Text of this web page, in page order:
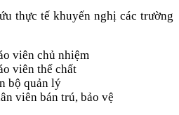
thực tế khuyến nghị các trường
viên chủ nhiệm
viên thể chất
bộ quản lý
viên bán trú, bảo vệ